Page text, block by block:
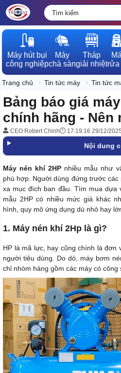
Máy hút bụi
công nghiệp
Máy
chà sàn
Tháp
giải nhiệtrửa
Trang chủ Tin tức máy Tin tức
Bảng báo giá
chính hãng - Nên
CEO Robert Chinh 17:19:16 29/12/2025
Nội dung
Máy nén khí 2HP nhiều mẫu như
phù hợp. Người dùng đứng trước
xa mục đích ban đầu. Tìm mua dựa
mẫu 2HP có nhiều mức giá khác
hình, quy mô ứng dụng dù nhỏ hay
1. Máy nén khí 2Hp là gì?
HP là mã lực, hay cũng chính là đơn
người tiêu dùng. Do dó, máy bơm
chỉ nhóm hàng gồm các máy có công